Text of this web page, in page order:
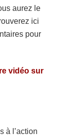
aurez le
ici
pour
vidéo sur
à l’action